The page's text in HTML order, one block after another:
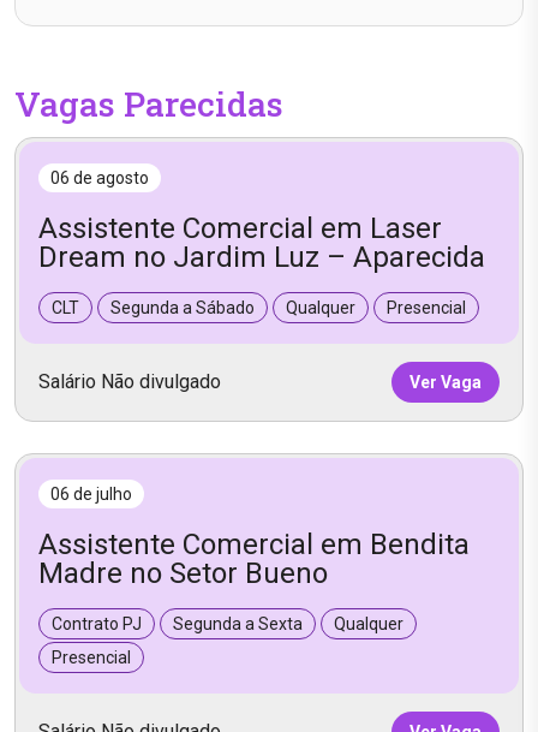
Vagas Parecidas
06 de agosto
Assistente Comercial em Laser
Dream no Jardim Luz – Aparecida
CLT Segunda a Sábado Qualquer Presencial
Salário Não divulgado Ver Vaga
06 de julho
Assistente Comercial em Bendita
Madre no Setor Bueno
Contrato PJ Segunda a Sexta
Qualquer
Presencial